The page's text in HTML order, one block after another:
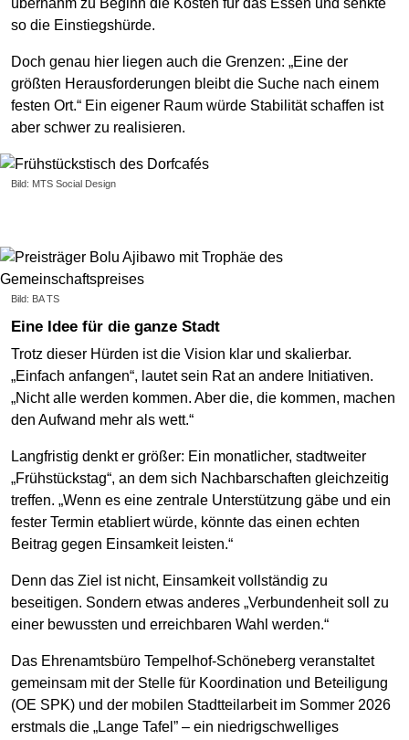
Bild: MTS Social Design
übernahm zu Beginn die Kosten für das Essen und senkte
so die Einstiegshürde.
Doch genau hier liegen auch die Grenzen: „Eine der
größten Herausforderungen bleibt die Suche nach einem
festen Ort.“ Ein eigener Raum würde Stabilität schaffen ist
aber schwer zu realisieren.
Bild: BA TS
Eine Idee für die ganze Stadt
Trotz dieser Hürden ist die Vision klar und skalierbar.
„Einfach anfangen“, lautet sein Rat an andere Initiativen.
„Nicht alle werden kommen. Aber die, die kommen, machen
den Aufwand mehr als wett.“
Langfristig denkt er größer: Ein monatlicher, stadtweiter
„Frühstückstag“, an dem sich Nachbarschaften gleichzeitig
treffen. „Wenn es eine zentrale Unterstützung gäbe und ein
fester Termin etabliert würde, könnte das einen echten
Beitrag gegen Einsamkeit leisten.“
Denn das Ziel ist nicht, Einsamkeit vollständig zu
beseitigen. Sondern etwas anderes „Verbundenheit soll zu
einer bewussten und erreichbaren Wahl werden.“
Das Ehrenamtsbüro Tempelhof-Schöneberg veranstaltet
gemeinsam mit der Stelle für Koordination und Beteiligung
(OE SPK) und der mobilen Stadtteilarbeit im Sommer 2026
erstmals die „Lange Tafel” – ein niedrigschwelliges